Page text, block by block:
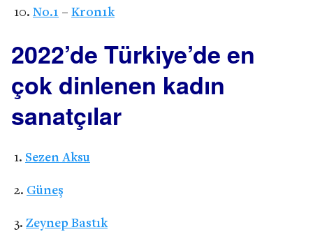
No.1 – Kron1k
2022’de Türkiye’de en
çok dinlenen kadın
sanatçılar
Sezen Aksu
Güneş
Zeynep Bastık